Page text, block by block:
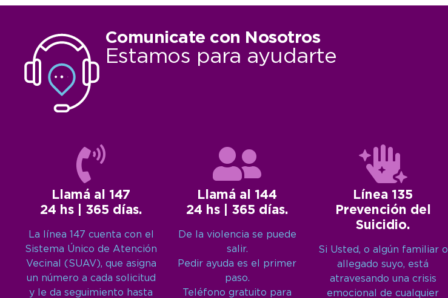
Comunicate con Nosotros
Estamos para ayudarte
Llamá al 147
24 hs | 365 días.
La línea 147 cuenta con el
Sistema Único de Atención
Vecinal (SUAV), que asigna
un número a cada solicitud
y le da seguimiento hasta
Llamá al 144
24 hs | 365 días.
De la violencia se puede
salir.
Pedir ayuda es el primer
paso.
Teléfono gratuito para
Línea 135
Prevención del
Suicidio.
Si Usted, o algún familiar o
allegado suyo, está
atravesando una crisis
emocional de cualquier